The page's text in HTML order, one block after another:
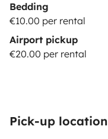
Bedding
€10.00 per rental
Airport pickup
€20.00 per rental
Pick-up location